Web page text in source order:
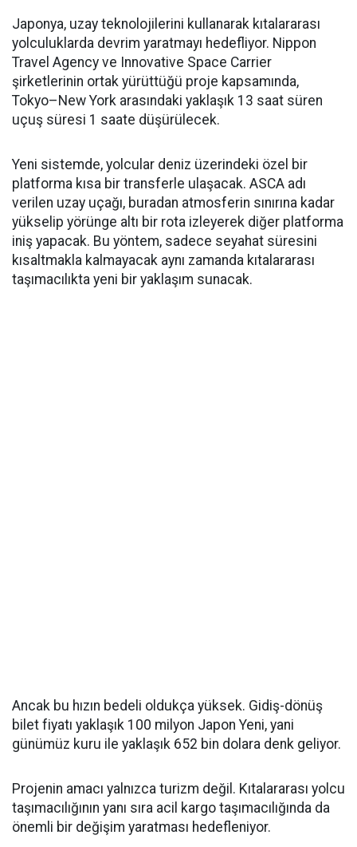
Japonya, uzay teknolojilerini kullanarak kıtalararası
yolculuklarda devrim yaratmayı hedefliyor. Nippon
Travel Agency ve Innovative Space Carrier
şirketlerinin ortak yürüttüğü proje kapsamında,
Tokyo–New York arasındaki yaklaşık 13 saat süren
uçuş süresi 1 saate düşürülecek.
Yeni sistemde, yolcular deniz üzerindeki özel bir
platforma kısa bir transferle ulaşacak. ASCA adı
verilen uzay uçağı, buradan atmosferin sınırına kadar
yükselip yörünge altı bir rota izleyerek diğer platforma
iniş yapacak. Bu yöntem, sadece seyahat süresini
kısaltmakla kalmayacak aynı zamanda kıtalararası
taşımacılıkta yeni bir yaklaşım sunacak.
Ancak bu hızın bedeli oldukça yüksek. Gidiş-dönüş
bilet fiyatı yaklaşık 100 milyon Japon Yeni, yani
günümüz kuru ile yaklaşık 652 bin dolara denk geliyor.
Projenin amacı yalnızca turizm değil. Kıtalararası yolcu
taşımacılığının yanı sıra acil kargo taşımacılığında da
önemli bir değişim yaratması hedefleniyor.